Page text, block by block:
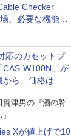
Checker
、必要な機能を
クトに
応のカセットプ
CAS-W100N」が
から、価格は
賀津男の『酒の肴
Xが値上げで10